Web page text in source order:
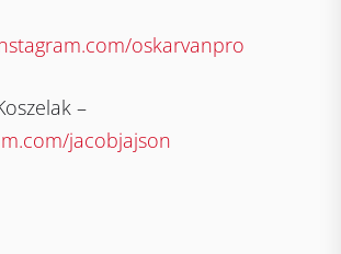
oskarvanpro
–
jacobjajson